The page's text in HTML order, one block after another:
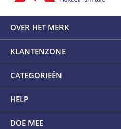
OVER HET MERK
KLANTENZONE
CATEGORIEËN
HELP
DOE MEE